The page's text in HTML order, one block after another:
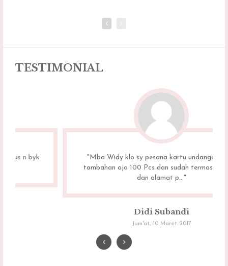
TESTIMONIAL
"Mba Widy klo sy pesana kartu undangan buat
tambahan aja 100 Pcs dan sudah termasuk nama
dan alamat p..."
Didi Subandi
Jum'at, 10 Maret 2017